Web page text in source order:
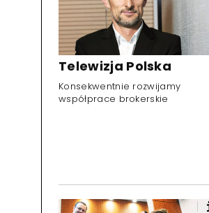
Telewizja Polska
Konsekwentnie rozwijamy
współprace brokerskie